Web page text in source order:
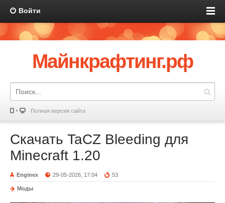
Войти
Майнкрафтинг.рф
Полная версия сайта
Скачать TaCZ Bleeding для
Minecraft 1.20
Enginex 29-05-2026, 17:04 53
Моды